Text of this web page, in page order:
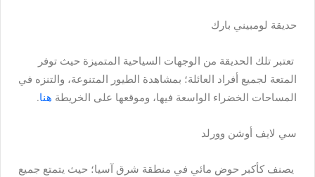
حديقة لومبيني بارك
تعتبر تلك الحديقة من الوجهات السياحية المتميزة حيث توفر
المتعة لجميع أفراد العائلة؛ بمشاهدة الطيور المتنوعة، والتنزه في
المساحات الخضراء الواسعة فيها، وموقعها على الخريطة هنا.
سي لايف أوشن وورلد
يصنف كأكبر حوض مائي في منطقة شرق آسيا؛ حيث يتمتع جميع